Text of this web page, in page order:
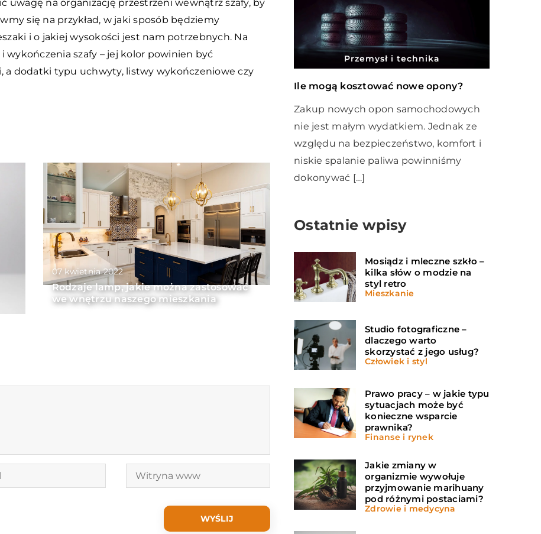
uwagę na organizację przestrzeni wewnątrz szafy, by
się na przykład, w jaki sposób będziemy
i o jakiej wysokości jest nam potrzebnych. Na
szafy – jej kolor powinien być
a dodatki typu uchwyty, listwy wykończeniowe czy
07 kwietnia 2022
Rodzaje lamp, jakie można zastosować
we wnętrzu naszego mieszkania
Przemysł i technika
Ile mogą kosztować nowe opony?
Zakup nowych opon samochodowych
nie jest małym wydatkiem. Jednak ze
względu na bezpieczeństwo, komfort i
niskie spalanie paliwa powinniśmy
dokonywać […]
Ostatnie wpisy
Mosiądz i mleczne szkło –
kilka słów o modzie na
styl retro
Mieszkanie
Studio fotograficzne –
dlaczego warto
skorzystać z jego usług?
Człowiek i styl
Prawo pracy – w jakie typu
sytuacjach może być
konieczne wsparcie
prawnika?
Finanse i rynek
Jakie zmiany w
organizmie wywołuje
przyjmowanie marihuany
pod różnymi postaciami?
Zdrowie i medycyna